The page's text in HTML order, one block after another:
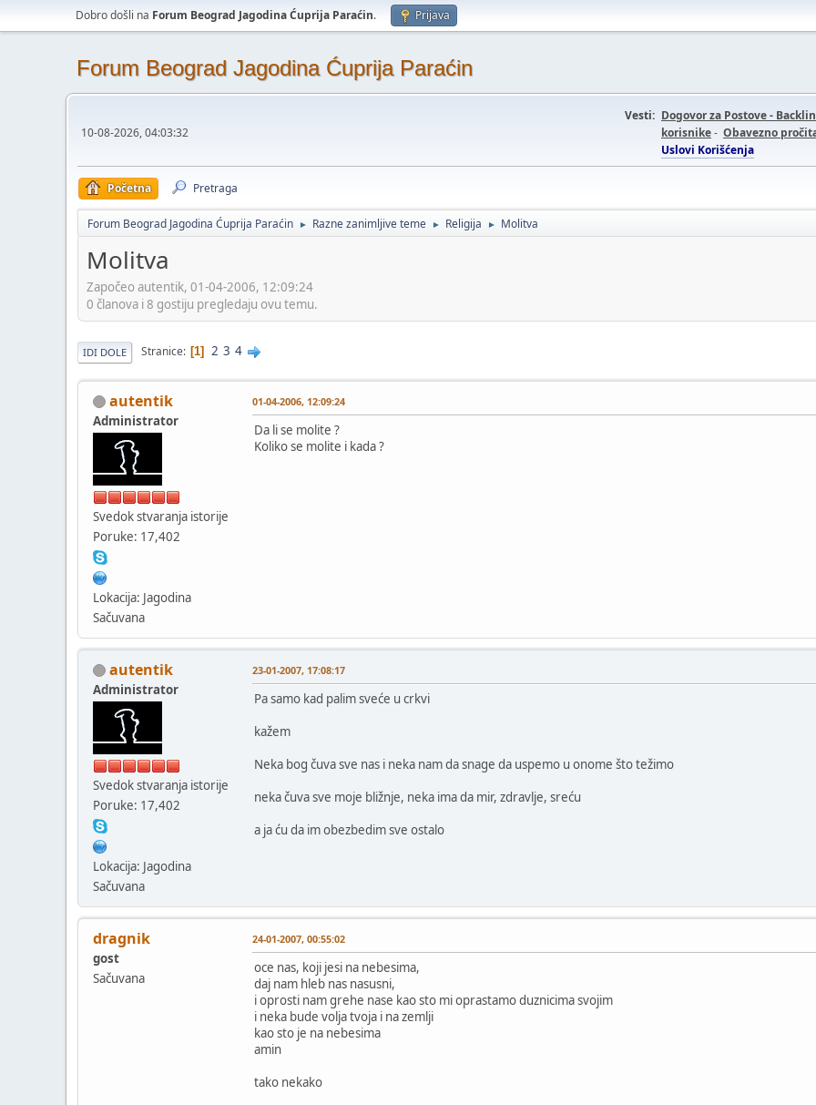
Dobro došli na Forum Beograd Jagodina Ćuprija Paraćin. Prijava
Forum Beograd Jagodina Ćuprija Paraćin
10-08-2026, 04:03:32
Vesti: Dogovor za Postove -
korisnike- Obavezno
Uslovi Korišćenja
Početna Pretraga
Forum Beograd Jagodina Ćuprija Paraćin ► Razne zanimljive teme ► Religija ► Molitva
Molitva
Započeo autentik, 01-04-2006, 12:09:24
0 članova i 8 gostiju pregledaju ovu temu.
IDI DOLE Stranice 1 2 3 4
autentik
Administrator
Svedok stvaranja istorije
Poruke: 17,402
Lokacija: Jagodina
Sačuvana
01-04-2006, 12:09:24
Da li se molite ?
Koliko se molite i kada ?
autentik
Administrator
Svedok stvaranja istorije
Poruke: 17,402
Lokacija: Jagodina
Sačuvana
23-01-2007, 17:08:17
Pa samo kad palim sveće u crkvi
kažem
Neka bog čuva sve nas i neka nam da snage da uspemo u onome što težimo
neka čuva sve moje bližnje, neka ima da mir, zdravlje, sreću
a ja ću da im obezbedim sve ostalo
dragnik
gost
Sačuvana
24-01-2007, 00:55:02
oce nas, koji jesi na nebesima,
daj nam hleb nas nasusni,
i oprosti nam grehe nase kao sto mi oprastamo duznicima svojim
i neka bude volja tvoja i na zemlji
kao sto je na nebesima
amin
tako nekako